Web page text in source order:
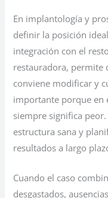
En implantología y
definir la posición
integración con el
restauradora, permite
conviene modificar y
importante porque en
siempre significa
estructura sana y
resultados a largo
Cuando el caso
desgastados,